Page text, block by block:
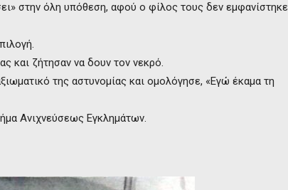
στην όλη υπόθεση, αφού ο φίλος τους δεν εμφανίστηκε
και ζήτησαν να δουν τον νεκρό.
της αστυνομίας και ομολόγησε, «Εγώ έκαμα τη
Ανιχνεύσεως Εγκλημάτων.